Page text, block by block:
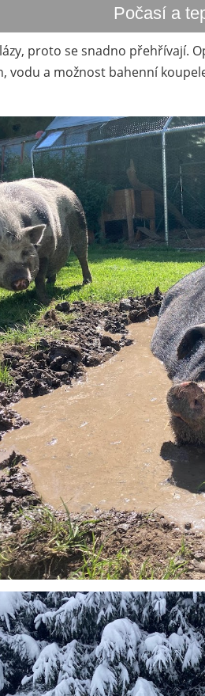
Počasí a
proto se snadno přehřívají.
vodu a možnost bahenní